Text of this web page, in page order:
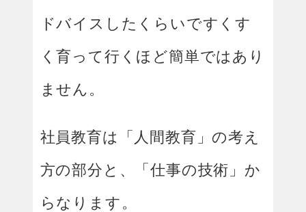
ドバイスしたくらいですくす
く育って行くほど簡単ではあり
ません。
社員教育は「人間教育」の考え
方の部分と、「仕事の技術」か
らなります。